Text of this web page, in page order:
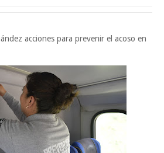
acciones para prevenir el acoso en